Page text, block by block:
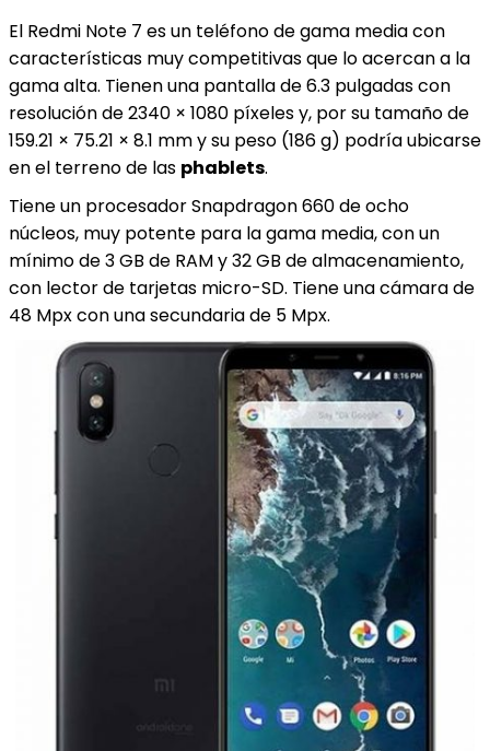
El Redmi Note 7 es un teléfono de gama media con
características muy competitivas que lo acercan a la
gama alta. Tienen una pantalla de 6.3 pulgadas con
resolución de 2340 × 1080 píxeles y, por su tamaño de
159.21 × 75.21 × 8.1 mm y su peso (186 g) podría ubicarse
en el terreno de las phablets.
Tiene un procesador Snapdragon 660 de ocho
núcleos, muy potente para la gama media, con un
mínimo de 3 GB de RAM y 32 GB de almacenamiento,
con lector de tarjetas micro-SD. Tiene una cámara de
48 Mpx con una secundaria de 5 Mpx.